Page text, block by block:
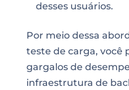
desses usuários.
Por meio dessa
teste de carga, você
gargalos de
infraestrutura de